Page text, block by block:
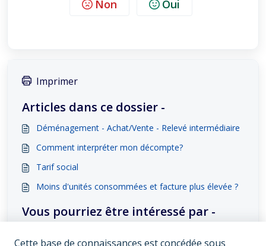
Non Oui
Imprimer
Articles dans ce dossier -
Déménagement - Achat/Vente - Relevé intermédiaire
Comment interpréter mon décompte?
Tarif social
Moins d'unités consommées et facture plus élevée ?
Vous pourriez être intéressé par -
Cette base de connaissances est concédée sous